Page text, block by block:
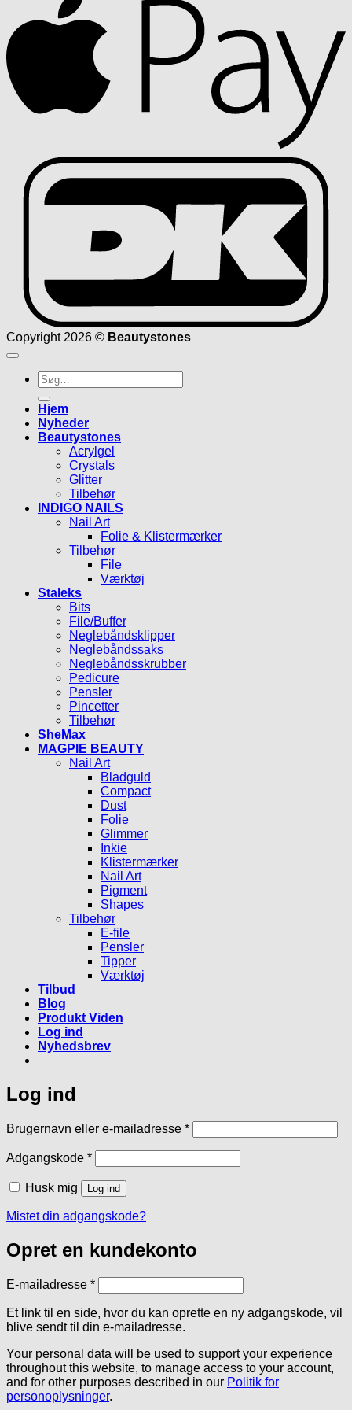
Copyright 2026 © Beautystones
Søg
efter:
Hjem
Nyheder
Beautystones
Acrylgel
Crystals
Glitter
Tilbehør
INDIGO NAILS
Nail Art
Folie & Klistermærker
Tilbehør
File
Værktøj
Staleks
Bits
File/Buffer
Neglebåndsklipper
Neglebåndssaks
Neglebåndsskrubber
Pedicure
Pensler
Pincetter
Tilbehør
SheMax
MAGPIE BEAUTY
Nail Art
Bladguld
Compact
Dust
Folie
Glimmer
Inkie
Klistermærker
Nail Art
Pigment
Shapes
Tilbehør
E-file
Pensler
Tipper
Værktøj
Tilbud
Blog
Produkt Viden
Log ind
Nyhedsbrev
Log ind
Brugernavn eller e-mailadresse *Påkrævet
Adgangskode *Påkrævet
Husk mig Log ind
Mistet din adgangskode?
Opret en kundekonto
E-mailadresse *Påkrævet
Et link til en side, hvor du kan oprette en ny adgangskode, vil
blive sendt til din e-mailadresse.
Your personal data will be used to support your experience
throughout this website, to manage access to your account,
and for other purposes described in our Politik for
personoplysninger.